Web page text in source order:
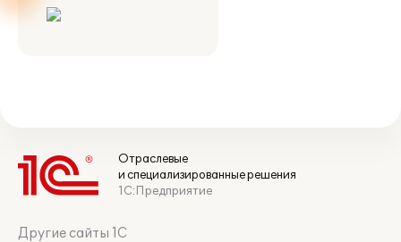
Отраслевые
и специализированные решения
1С:Предприятие
Другие сайты 1С